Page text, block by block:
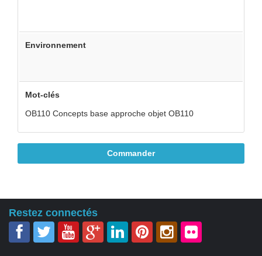
Environnement
Mot-clés
OB110 Concepts base approche objet OB110
Commander
Restez connectés